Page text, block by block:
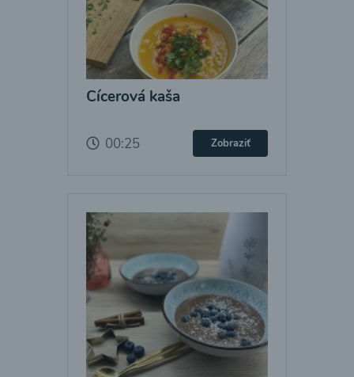
Cícerová kaša
00:25 Zobraziť